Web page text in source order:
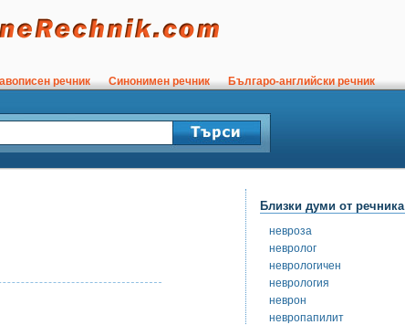
речник Синонимен речник Българо-английски речник
Близки думи от речника
невроза
невролог
неврологичен
неврология
неврон
невропапилит